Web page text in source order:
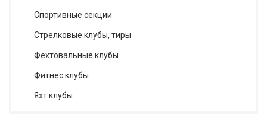
Спортивные секции
Стрелковые клубы, тиры
Фехтовальные клубы
Фитнес клубы
Яхт клубы